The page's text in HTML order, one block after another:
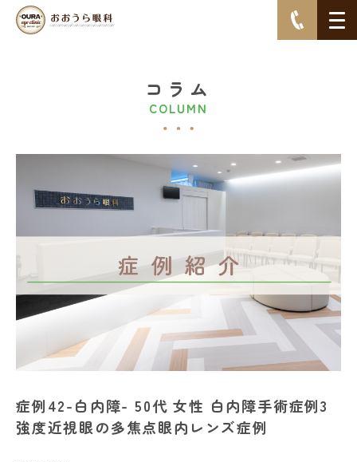
コラム
COLUMN
症例42-白内障- 50代 女性 白内障手術症例3
強度近視眼の多焦点眼内レンズ症例